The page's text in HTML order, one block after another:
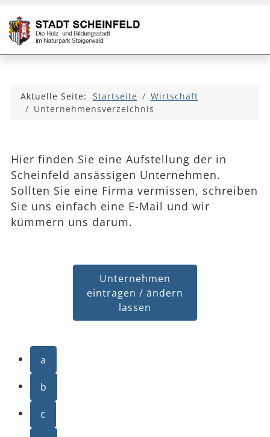
Aktuelle Seite: Startseite
Wirtschaft
Unternehmensverzeichnis
Hier finden Sie eine Aufstellung der in
Scheinfeld ansässigen Unternehmen.
Sollten Sie eine Firma vermissen, schreiben
Sie uns einfach eine E-Mail und wir
kümmern uns darum.
Unternehmen
eintragen / ändern
lassen
a
b
c